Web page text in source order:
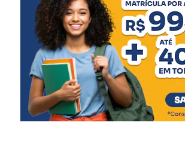
Em Santa Tereza, 24 famílias removidas
a inundações não foram afetadas pelas
em julho. Em Estrela, a necessidade de
600 para 60 famílias, enquanto em
foi reduzido de 350 para 89 famílias
preventivas.
Orientação à população